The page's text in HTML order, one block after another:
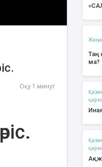
Ақжолтай
Оқу 1 минут
Таң
ма?